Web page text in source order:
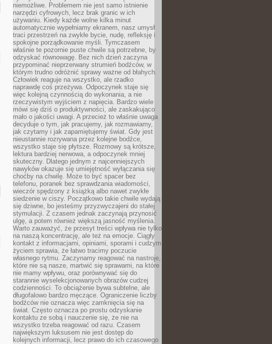
niemożliwe. Problemem nie jest samo istnienie
narzędzi cyfrowych, lecz brak granic w ich
używaniu. Kiedy każde wolne kilka minut
automatycznie wypełniamy ekranem, nasz umysł
traci przestrzeń na zwykłe bycie, nudę, refleksję i
spokojne porządkowanie myśli. Tymczasem
właśnie te pozornie puste chwile są potrzebne, by
odzyskać równowagę. Bez nich dzień zaczyna
przypominać nieprzerwany strumień bodźców, w
którym trudno odróżnić sprawy ważne od błahych.
Człowiek reaguje na wszystko, ale rzadko
naprawdę coś przeżywa. Odpoczynek staje się
więc kolejną czynnością do wykonania, a nie
rzeczywistym wyjściem z napięcia. Bardzo wiele
mówi się dziś o produktywności, ale zaskakująco
mało o jakości uwagi. A przecież to właśnie uwaga
decyduje o tym, jak pracujemy, jak rozmawiamy,
jak czytamy i jak zapamiętujemy świat. Gdy jest
nieustannie rozrywana przez kolejne bodźce,
wszystko staje się płytsze. Rozmowy są krótsze,
lektura bardziej nerwowa, a odpoczynek mniej
skuteczny. Dlatego jednym z najcenniejszych
nawyków okazuje się umiejętność wyłączania się
choćby na chwilę. Może to być spacer bez
telefonu, poranek bez sprawdzania wiadomości,
wieczór spędzony z książką albo nawet zwykłe
siedzenie w ciszy. Początkowo takie chwile wydają
się dziwne, bo jesteśmy przyzwyczajeni do stałej
stymulacji. Z czasem jednak zaczynają przynosić
ulgę, a potem również większą jasność myślenia.
Warto zauważyć, że przesyt treści wpływa nie tylko
na naszą koncentrację, ale też na emocje. Ciągły
kontakt z informacjami, opiniami, sporami i cudzym
życiem sprawia, że łatwo tracimy poczucie
własnego rytmu. Zaczynamy reagować na nastroje,
które nie są nasze, martwić się sprawami, na które
nie mamy wpływu, oraz porównywać się do
starannie wyselekcjonowanych obrazów cudzej
codzienności. To obciążenie bywa subtelne, ale
długofalowo bardzo męczące. Ograniczenie liczby
bodźców nie oznacza więc zamknięcia się na
świat. Często oznacza po prostu odzyskanie
kontaktu ze sobą i nauczenie się, że nie na
wszystko trzeba reagować od razu. Czasem
największym luksusem nie jest dostęp do
kolejnych informacji, lecz prawo do ich czasowego